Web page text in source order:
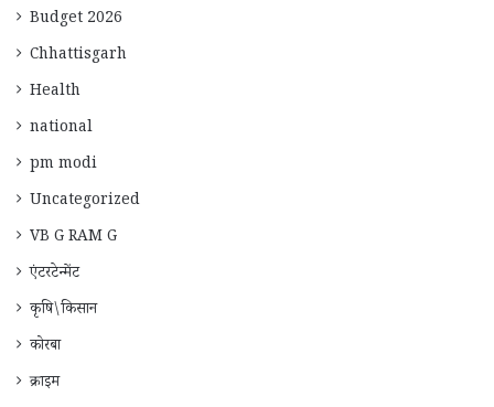
Budget 2026
Chhattisgarh
Health
national
pm modi
Uncategorized
VB G RAM G
एंटरटेन्मेंट
कृषि\किसान
कोरबा
क्राइम